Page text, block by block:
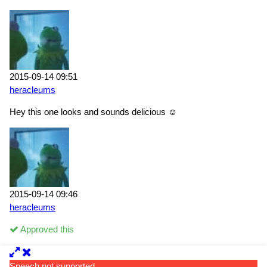
2015-09-14 09:51
heracleums
Hey this one looks and sounds delicious ☺
2015-09-14 09:46
heracleums
Approved this